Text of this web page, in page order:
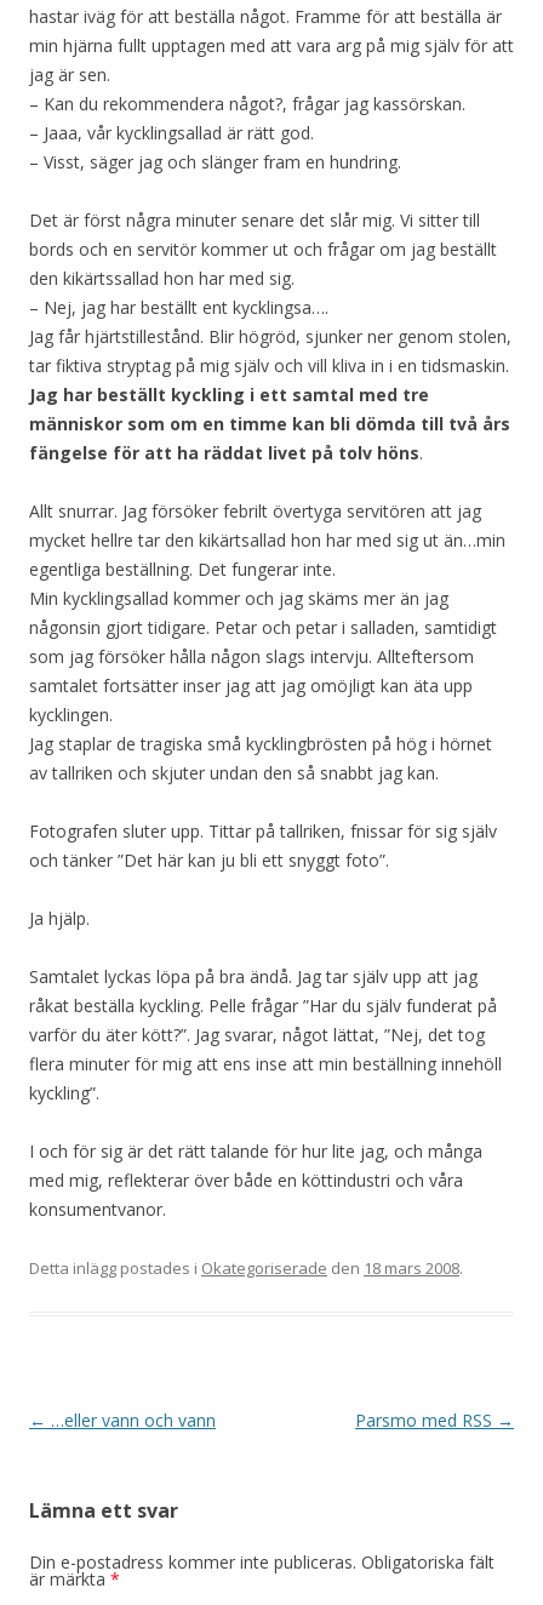
hastar iväg för att beställa något. Framme för att beställa är
min hjärna fullt upptagen med att vara arg på mig själv för att
jag är sen.
– Kan du rekommendera något?, frågar jag kassörskan.
– Jaaa, vår kycklingsallad är rätt god.
– Visst, säger jag och slänger fram en hundring.
Det är först några minuter senare det slår mig. Vi sitter till
bords och en servitör kommer ut och frågar om jag beställt
den kikärtssallad hon har med sig.
– Nej, jag har beställt ent kycklingsa….
Jag får hjärtstillestånd. Blir högröd, sjunker ner genom stolen,
tar fiktiva stryptag på mig själv och vill kliva in i en tidsmaskin.
Jag har beställt kyckling i ett samtal med tre
människor som om en timme kan bli dömda till två års
fängelse för att ha räddat livet på tolv höns.
Allt snurrar. Jag försöker febrilt övertyga servitören att jag
mycket hellre tar den kikärtsallad hon har med sig ut än…min
egentliga beställning. Det fungerar inte.
Min kycklingsallad kommer och jag skäms mer än jag
någonsin gjort tidigare. Petar och petar i salladen, samtidigt
som jag försöker hålla någon slags intervju. Allteftersom
samtalet fortsätter inser jag att jag omöjligt kan äta upp
kycklingen.
Jag staplar de tragiska små kycklingbrösten på hög i hörnet
av tallriken och skjuter undan den så snabbt jag kan.
Fotografen sluter upp. Tittar på tallriken, fnissar för sig själv
och tänker ”Det här kan ju bli ett snyggt foto”.
Ja hjälp.
Samtalet lyckas löpa på bra ändå. Jag tar själv upp att jag
råkat beställa kyckling. Pelle frågar ”Har du själv funderat på
varför du äter kött?”. Jag svarar, något lättat, ”Nej, det tog
flera minuter för mig att ens inse att min beställning innehöll
kyckling”.
I och för sig är det rätt talande för hur lite jag, och många
med mig, reflekterar över både en köttindustri och våra
konsumentvanor.
Detta inlägg postades i Okategoriserade den 18 mars 2008.
Inläggsnavigering
← …eller vann och vann Parsmo med RSS →
Lämna ett svar
Din e-postadress kommer inte publiceras. Obligatoriska fält
är märkta *